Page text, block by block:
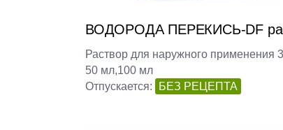
ВОДОРОДА ПЕРЕКИСЬ-DF
Раствор для наружного применения
50 мл,100 мл
Отпускается:
БЕЗ РЕЦЕПТА